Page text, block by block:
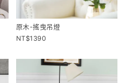
原木-搖曳吊燈
1390